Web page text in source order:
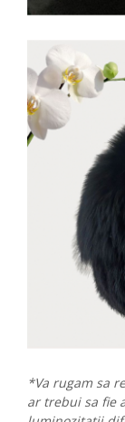
*Va rugam sa
ar trebui sa fie